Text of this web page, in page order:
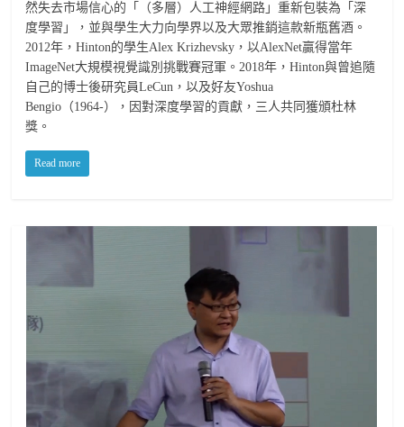
然失去市場信心的「（多層）人工神經網路」重新包裝為「深
度學習」，並與學生大力向學界以及大眾推銷這款新瓶舊酒。
2012年，Hinton的學生Alex Krizhevsky，以AlexNet贏得當年
ImageNet大規模視覺識別挑戰賽冠軍。2018年，Hinton與曾追隨
自己的博士後研究員LeCun，以及好友Yoshua
Bengio（1964-），因對深度學習的貢獻，三人共同獲頒杜林
獎。
Read more